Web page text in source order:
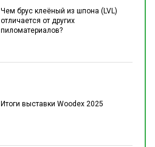
Чем брус клеёный из шпона (LVL)
отличается от других
пиломатериалов?
Итоги выставки Woodex 2025